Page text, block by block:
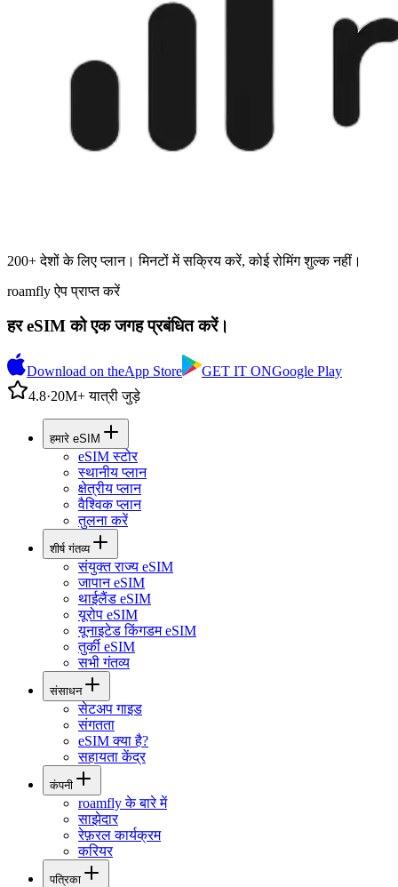
200+ देशों के लिए प्लान। मिनटों में सक्रिय करें, कोई रोमिंग शुल्क नहीं।
roamfly ऐप प्राप्त करें
हर eSIM को एक जगह प्रबंधित करें।
Download on theApp Store GET IT ONGoogle Play
4.8·20M+ यात्री जुड़े
हमारे eSIM
eSIM स्टोर
स्थानीय प्लान
क्षेत्रीय प्लान
वैश्विक प्लान
तुलना करें
शीर्ष गंतव्य
संयुक्त राज्य eSIM
जापान eSIM
थाईलैंड eSIM
यूरोप eSIM
यूनाइटेड किंगडम eSIM
तुर्की eSIM
सभी गंतव्य
संसाधन
सेटअप गाइड
संगतता
eSIM क्या है?
सहायता केंद्र
कंपनी
roamfly के बारे में
साझेदार
रेफ़रल कार्यक्रम
करियर
पत्रिका